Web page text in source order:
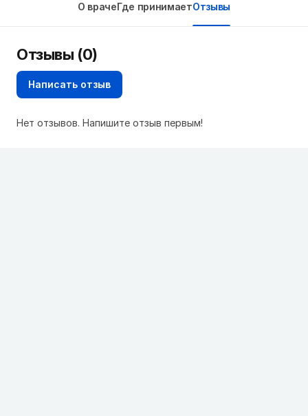
О врачеГде принимаетОтзывы
Отзывы (0)
Написать отзыв
Нет отзывов. Напишите отзыв первым!